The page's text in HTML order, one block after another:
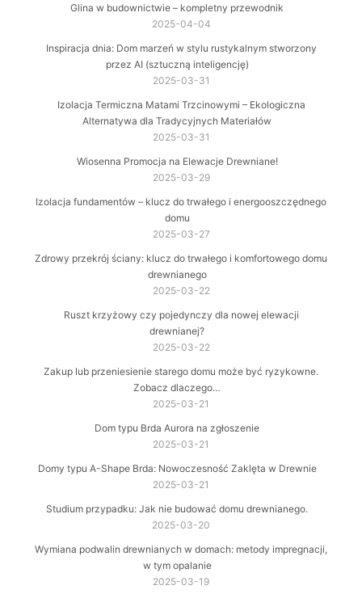
Glina w budownictwie – kompletny przewodnik
2025-04-04
Inspiracja dnia: Dom marzeń w stylu rustykalnym stworzony
przez AI (sztuczną inteligencję)
2025-03-31
Izolacja Termiczna Matami Trzcinowymi – Ekologiczna
Alternatywa dla Tradycyjnych Materiałów
2025-03-31
Wiosenna Promocja na Elewacje Drewniane!
2025-03-29
Izolacja fundamentów – klucz do trwałego i energooszczędnego
domu
2025-03-27
Zdrowy przekrój ściany: klucz do trwałego i komfortowego domu
drewnianego
2025-03-22
Ruszt krzyżowy czy pojedynczy dla nowej elewacji
drewnianej?
2025-03-22
Zakup lub przeniesienie starego domu może być ryzykowne.
Zobacz dlaczego…
2025-03-21
Dom typu Brda Aurora na zgłoszenie
2025-03-21
Domy typu A-Shape Brda: Nowoczesność Zaklęta w Drewnie
2025-03-21
Studium przypadku: Jak nie budować domu drewnianego.
2025-03-20
Wymiana podwalin drewnianych w domach: metody impregnacji,
w tym opalanie
2025-03-19